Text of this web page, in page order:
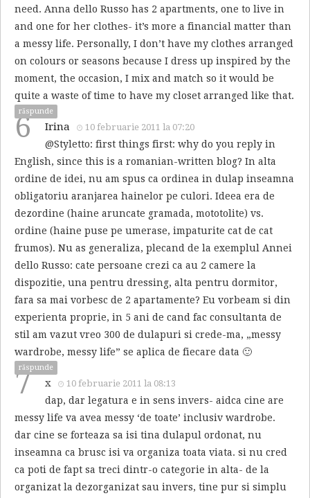
need. Anna dello Russo has 2 apartments, one to live in
and one for her clothes- it’s more a financial matter than
a messy life. Personally, I don’t have my clothes arranged
on colours or seasons because I dress up inspired by the
moment, the occasion, I mix and match so it would be
quite a waste of time to have my closet arranged like that.
răspunde
6 Irina 10 februarie 2011 la 07:20
@Styletto: first things first: why do you reply in
English, since this is a romanian-written blog? In alta
ordine de idei, nu am spus ca ordinea in dulap inseamna
obligatoriu aranjarea hainelor pe culori. Ideea era de
dezordine (haine aruncate gramada, mototolite) vs.
ordine (haine puse pe umerase, impaturite cat de cat
frumos). Nu as generaliza, plecand de la exemplul Annei
dello Russo: cate persoane crezi ca au 2 camere la
dispozitie, una pentru dressing, alta pentru dormitor,
fara sa mai vorbesc de 2 apartamente? Eu vorbeam si din
experienta proprie, in 5 ani de cand fac consultanta de
stil am vazut vreo 300 de dulapuri si crede-ma, „messy
wardrobe, messy life” se aplica de fiecare data 🙂
răspunde
7 x 10 februarie 2011 la 08:13
dap, dar legatura e in sens invers- aidca cine are
messy life va avea messy ‘de toate’ inclusiv wardrobe.
dar cine se forteaza sa isi tina dulapul ordonat, nu
inseamna ca brusc isi va organiza toata viata. si nu cred
ca poti de fapt sa treci dintr-o categorie in alta- de la
organizat la dezorganizat sau invers, tine pur si simplu